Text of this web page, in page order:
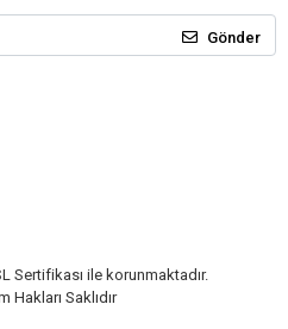
Gönder
Sertifikası ile korunmaktadır.
Hakları Saklıdır